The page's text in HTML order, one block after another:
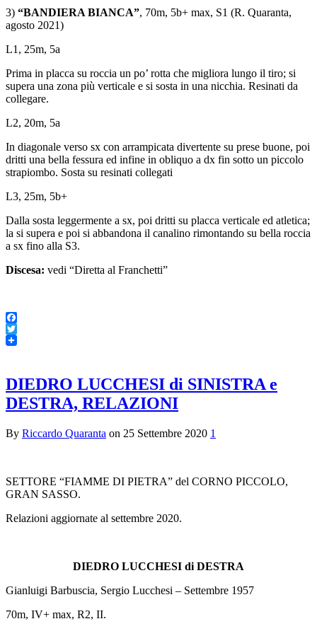
3) “BANDIERA BIANCA”, 70m, 5b+ max, S1 (R. Quaranta,
agosto 2021)
L1, 25m, 5a
Prima in placca su roccia un po’ rotta che migliora lungo il tiro; si
supera una zona più verticale e si sosta in una nicchia. Resinati da
collegare.
L2, 20m, 5a
In diagonale verso sx con arrampicata divertente su prese buone, poi
dritti una bella fessura ed infine in obliquo a dx fin sotto un piccolo
strapiombo. Sosta su resinati collegati
L3, 25m, 5b+
Dalla sosta leggermente a sx, poi dritti su placca verticale ed atletica;
la si supera e poi si abbandona il canalino rimontando su bella roccia
a sx fino alla S3.
Discesa: vedi “Diretta al Franchetti”
Facebook
Twitter
DIEDRO LUCCHESI di SINISTRA e
DESTRA, RELAZIONI
By Riccardo Quaranta on 25 Settembre 2020 1
SETTORE “FIAMME DI PIETRA” del CORNO PICCOLO,
GRAN SASSO.
Relazioni aggiornate al settembre 2020.
DIEDRO LUCCHESI di DESTRA
Gianluigi Barbuscia, Sergio Lucchesi – Settembre 1957
70m, IV+ max, R2, II.